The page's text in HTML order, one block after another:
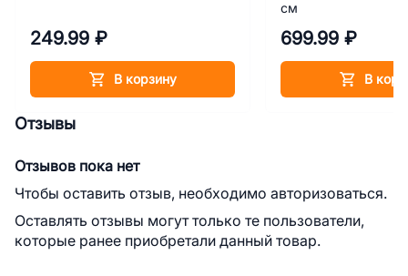
249.99 ₽
В корзину
см
699.99 ₽
В
Отзывы
Отзывов пока нет
Чтобы оставить отзыв, необходимо авторизоваться.
Оставлять отзывы могут только те пользователи,
которые ранее приобретали данный товар.